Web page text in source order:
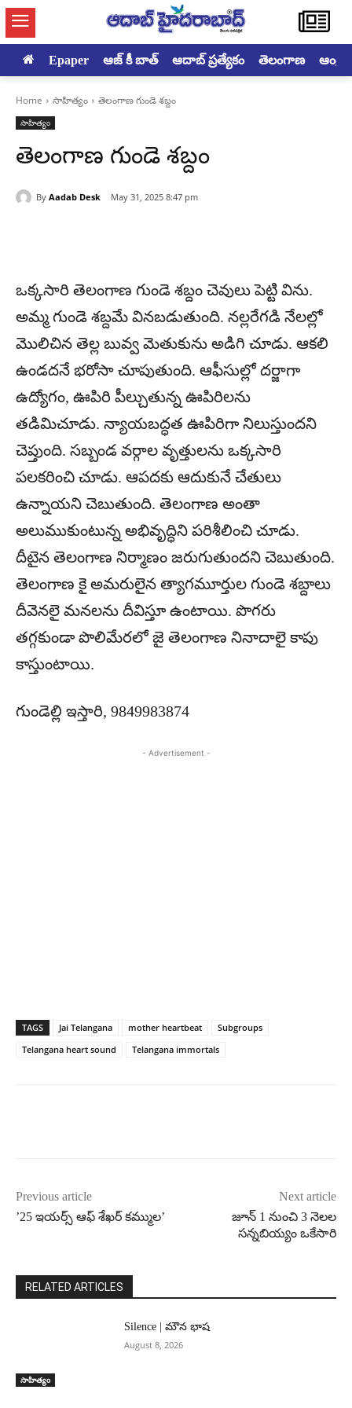
Epaper ఆజ్ కీ బాత్ ఆదాబ్ ప్రత్యేకం తెలంగాణ
Home సాహిత్యం తెలంగాణ గుండె శబ్దం
సాహిత్యం
తెలంగాణ గుండె శబ్దం
By Aadab Desk May 31, 2025 8:47 pm
ఒక్కసారి తెలంగాణ గుండె శబ్దం చెవులు పెట్టి విను.
అమ్మ గుండె శబ్దమే వినబడుతుంది. నల్లరేగడి నేలల్లో
మొలిచిన తెల్ల బువ్వ మెతుకును అడిగి చూడు. ఆకలి
ఉండదనే భరోసా చూపుతుంది. ఆఫీసుల్లో దర్జాగా
ఉద్యోగం, ఊపిరి పీల్చుతున్న ఊపిరిలను
తడిమిచూడు. న్యాయబద్ధత ఊపిరిగా నిలుస్తుందని
చెప్తుంది. సబ్బండ వర్గాల వృత్తులను ఒక్కసారి
పలకరించి చూడు. ఆపదకు ఆదుకునే చేతులు
ఉన్నాయని చెబుతుంది. తెలంగాణ అంతా
అలుముకుంటున్న అభివృద్ధిని పరిశీలించి చూడు.
దీటైన తెలంగాణ నిర్మాణం జరుగుతుందని చెబుతుంది.
తెలంగాణ కై అమరులైన త్యాగమూర్తుల గుండె శబ్దాలు
దీవెనలై మనలను దీవిస్తూ ఉంటాయి. పొగరు
తగ్గకుండా పొలిమేరలో జై తెలంగాణ నినాదాలై కాపు
కాస్తుంటాయి.
గుండెల్లి ఇస్తారి, 9849983874
- Advertisement -
TAGS Jai Telangana mother heartbeat
Subgroups
Telangana heart sound
Telangana immortals
Previous article
’25 ఇయర్స్ ఆఫ్ శేఖర్‌ కమ్ముల’
Next article
జూన్ 1 నుంచి 3 నెలల
సన్నబియ్యం ఒకేసారి
RELATED ARTICLES
సాహిత్యం
Silence | మౌన భాష
August 8, 2026